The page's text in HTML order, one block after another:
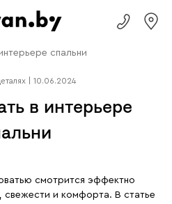
спальни
10.06.2024
в интерьере
смотрится эффектно
и комфорта. В статье